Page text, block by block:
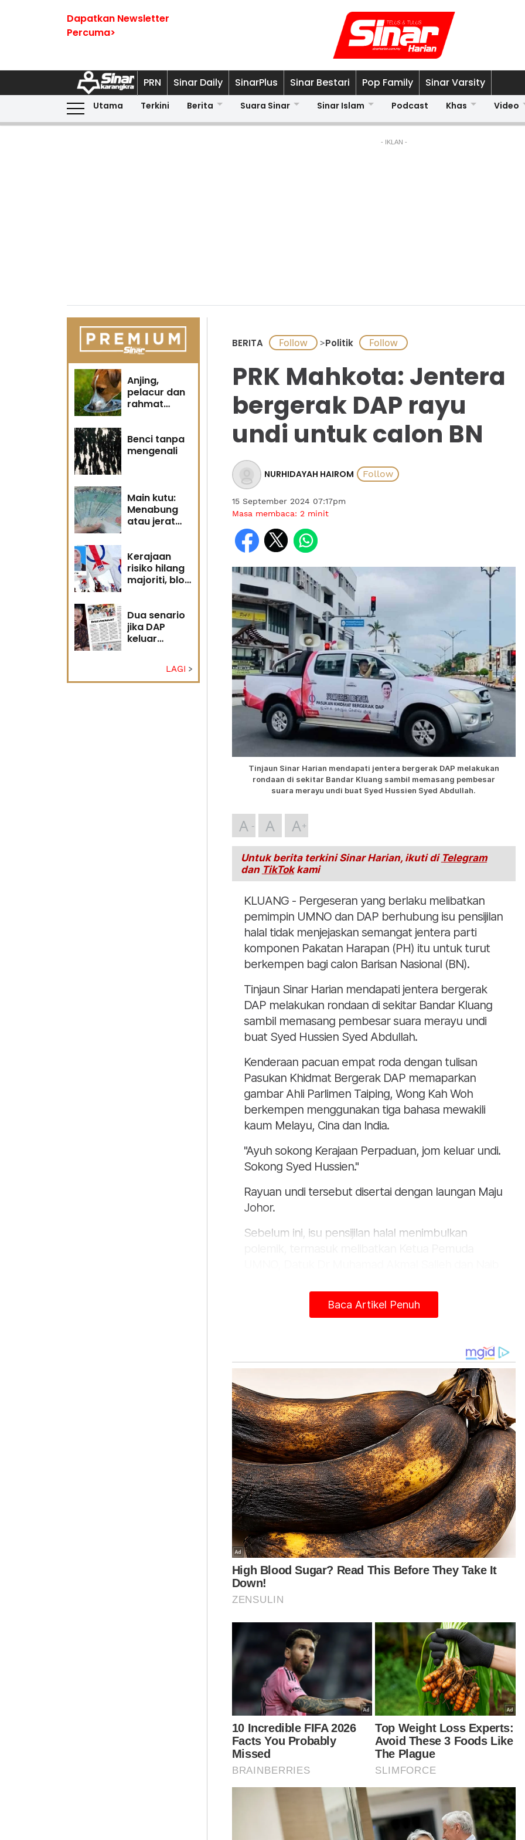
Dapatkan Newsletter
Percuma>
PRN Sinar Daily SinarPlus Sinar Bestari Pop Family Sinar Varsity
Utama Terkini Berita Suara Sinar Sinar Islam Podcast Khas Video
- IKLAN -
Anjing,
pelacur dan
rahmat
Benci tanpa
mengenali
Main kutu:
Menabung
atau jerat
Kerajaan
risiko hilang
majoriti, blok
semula
Dua senario
jika DAP
keluar
LAGI
BERITA >Politik
PRK Mahkota: Jentera
bergerak DAP rayu
undi untuk calon BN
NURHIDAYAH HAIROM
15 September 2024 07:17pm
Masa membaca: 2 minit
Tinjaun Sinar Harian mendapati jentera bergerak DAP melakukan
rondaan di sekitar Bandar Kluang sambil memasang pembesar
suara merayu undi buat Syed Hussien Syed Abdullah.
A A A
Untuk berita terkini Sinar Harian, ikuti di Telegram
dan TikTokkami
KLUANG - Pergeseran yang berlaku melibatkan
pemimpin UMNO dan DAP berhubung isu pensijilan
halal tidak menjejaskan semangat jentera parti
komponen Pakatan Harapan (PH) itu untuk turut
berkempen bagi calon Barisan Nasional (BN).
Tinjaun Sinar Harian mendapati jentera bergerak
DAP melakukan rondaan di sekitar Bandar Kluang
sambil memasang pembesar suara merayu undi
buat Syed Hussien Syed Abdullah.
Kenderaan pacuan empat roda dengan tulisan
Pasukan Khidmat Bergerak DAP memaparkan
gambar Ahli Parlimen Taiping, Wong Kah Woh
berkempen menggunakan tiga bahasa mewakili
kaum Melayu, Cina dan India.
"Ayuh sokong Kerajaan Perpaduan, jom keluar undi.
Sokong Syed Hussien."
Rayuan undi tersebut disertai dengan laungan Maju
Johor.
Sebelum ini, isu pensijilan halal menimbulkan
Teresa juga dilapor mengemukakan surat tuntutan
(LOD) terhadap Muhamad Akmal dengan
menuntut bayaran ganti rugi sebanyak RM25 juta
berhubung kenyataan fitnah Muhamad Akmal
dalam video di aplikasi TikTok.
PRK kerusi DUN Mahkota menyaksikan
pertembungan satu lawan satu antara calon
Kerajaan Perpaduan daripada BN dan Perikatan
BN mempertaruhkan Syed Hussien, manakala PN
diwakili Mohamad Haizan Jaafar, 61.
Artikel Berkaitan:
PRK Mahkota: DAP bukan alat kempen UMNO - Onn
Hafiz
Kajian berhubung isu pensijilan halal sedia dibentang
Rabu ini - Mohd Na'im
PRK DUN Mahkota: SPR keluar 607 kertas undi pos
PRK DUN Mahkota diadakan berikutan berlaku
kematian penyandang kerusi DUN Mahkota, Datuk
Sharifah Azizah Syed Zain, 63, pada 2 Ogos lalu.
Baca Artikel Penuh